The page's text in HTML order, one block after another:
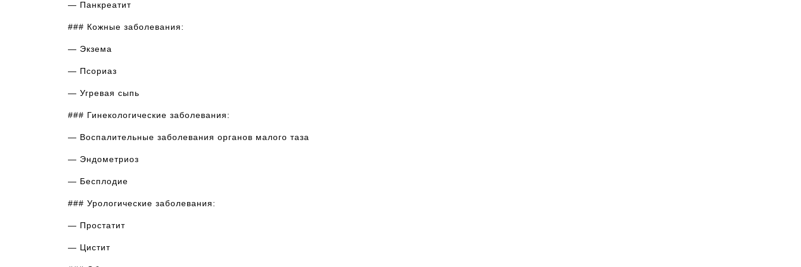
— Панкреатит
### Кожные заболевания:
— Экзема
— Псориаз
— Угревая сыпь
### Гинекологические заболевания:
— Воспалительные заболевания органов малого таза
— Эндометриоз
— Бесплодие
### Урологические заболевания:
— Простатит
— Цистит